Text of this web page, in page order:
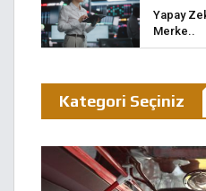
Yapay
Merke..
Kategori Seçiniz